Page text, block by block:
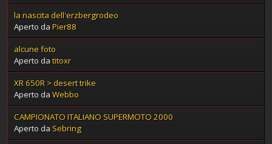
la nascita dell'erzbergrodeo
Aperto da Pier88
alcune foto
Aperto da titoxr
XR 650R > desert trike
Aperto da Webbo
CAMPIONATO ITALIANO SUPERMOTO 2000
Aperto da Sebring